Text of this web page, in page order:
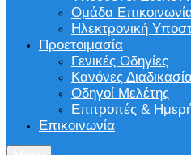
Ομάδα
Ηλεκτρονική
Προετοιμασία
Γενικές Οδηγίες
Κανόνες
Οδηγοί Μελέτης
Επιτροπές &
Επικοινωνία